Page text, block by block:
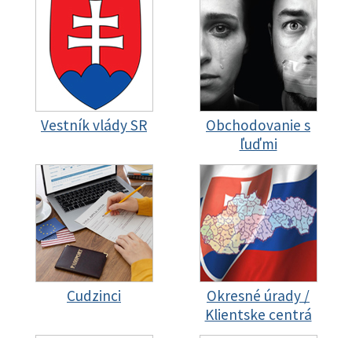
Vestník vlády SR
Obchodovanie s
ľuďmi
Cudzinci
Okresné úrady /
Klientske centrá